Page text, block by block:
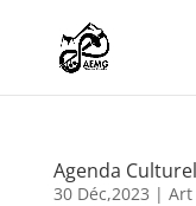
Agenda
30 Déc,2023 | Art